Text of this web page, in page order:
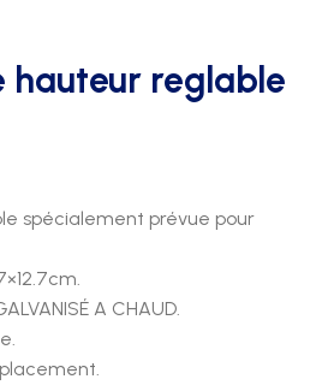
hauteur reglable
spécialement prévue pour
A CHAUD.